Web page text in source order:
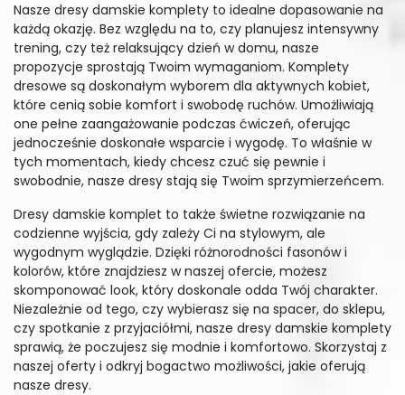
Nasze dresy damskie komplety to idealne dopasowanie na
każdą okazję. Bez względu na to, czy planujesz intensywny
trening, czy też relaksujący dzień w domu, nasze
propozycje sprostają Twoim wymaganiom. Komplety
dresowe są doskonałym wyborem dla aktywnych kobiet,
które cenią sobie komfort i swobodę ruchów. Umożliwiają
one pełne zaangażowanie podczas ćwiczeń, oferując
jednocześnie doskonałe wsparcie i wygodę. To właśnie w
tych momentach, kiedy chcesz czuć się pewnie i
swobodnie, nasze dresy stają się Twoim sprzymierzeńcem.
Dresy damskie komplet to także świetne rozwiązanie na
codzienne wyjścia, gdy zależy Ci na stylowym, ale
wygodnym wyglądzie. Dzięki różnorodności fasonów i
kolorów, które znajdziesz w naszej ofercie, możesz
skomponować look, który doskonale odda Twój charakter.
Niezależnie od tego, czy wybierasz się na spacer, do sklepu,
czy spotkanie z przyjaciółmi, nasze dresy damskie komplety
sprawią, że poczujesz się modnie i komfortowo. Skorzystaj z
naszej oferty i odkryj bogactwo możliwości, jakie oferują
nasze dresy.